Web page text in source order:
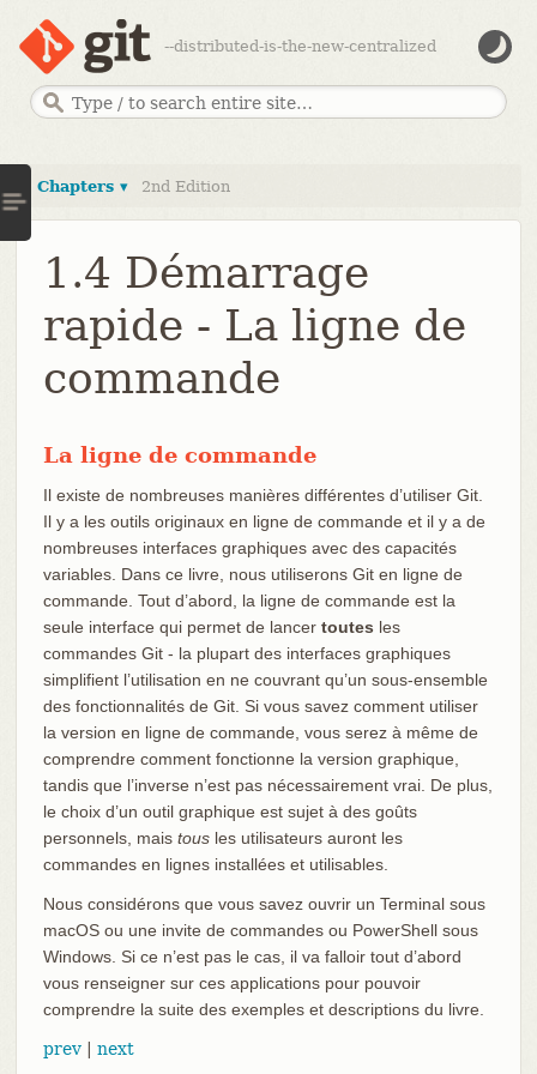
--distributed-is-the-new-centralized
Chapters ▾ 2nd Edition
1.4 Démarrage
rapide - La ligne de
commande
La ligne de commande
Il existe de nombreuses manières différentes d’utiliser Git.
Il y a les outils originaux en ligne de commande et il y a de
nombreuses interfaces graphiques avec des capacités
variables. Dans ce livre, nous utiliserons Git en ligne de
commande. Tout d’abord, la ligne de commande est la
seule interface qui permet de lancer toutes les
commandes Git - la plupart des interfaces graphiques
simplifient l’utilisation en ne couvrant qu’un sous-ensemble
des fonctionnalités de Git. Si vous savez comment utiliser
la version en ligne de commande, vous serez à même de
comprendre comment fonctionne la version graphique,
tandis que l’inverse n’est pas nécessairement vrai. De plus,
le choix d’un outil graphique est sujet à des goûts
personnels, mais tousles utilisateurs auront les
commandes en lignes installées et utilisables.
Nous considérons que vous savez ouvrir un Terminal sous
macOS ou une invite de commandes ou PowerShell sous
Windows. Si ce n’est pas le cas, il va falloir tout d’abord
vous renseigner sur ces applications pour pouvoir
comprendre la suite des exemples et descriptions du livre.
prev| next